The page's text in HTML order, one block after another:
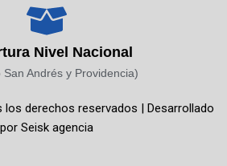
t
a
g
r
m
b
e
k
Nivel Nacional
San Andrés y Providencia)
los derechos reservados | Desarrollado
por Seisk agencia